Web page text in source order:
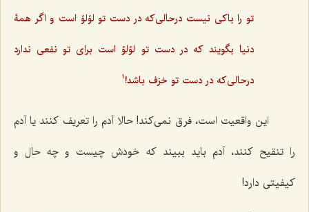
تو را باکی نیست درحالی‌که در دست تو لؤلؤ است و اگر همۀ
دنیا بگویند که در دست تو لؤلؤ است برای تو نفعی ندارد
درحالی‌که در دست تو خزف باشد!1
این واقعیت است، فرق نمی‌کند! حالا آدم را تعریف کنند یا آدم
را تنقیح کنند، آدم باید ببیند که خودش چیست و چه حال و
کیفیتی دارد!